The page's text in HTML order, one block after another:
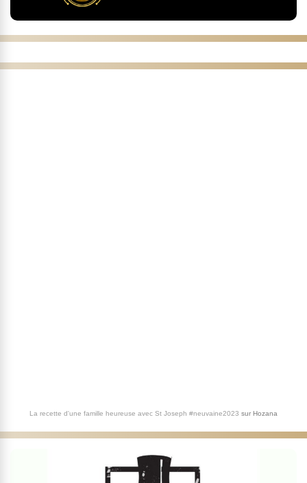
La recette d'une famille heureuse avec St Joseph #neuvaine2023 sur Hozana